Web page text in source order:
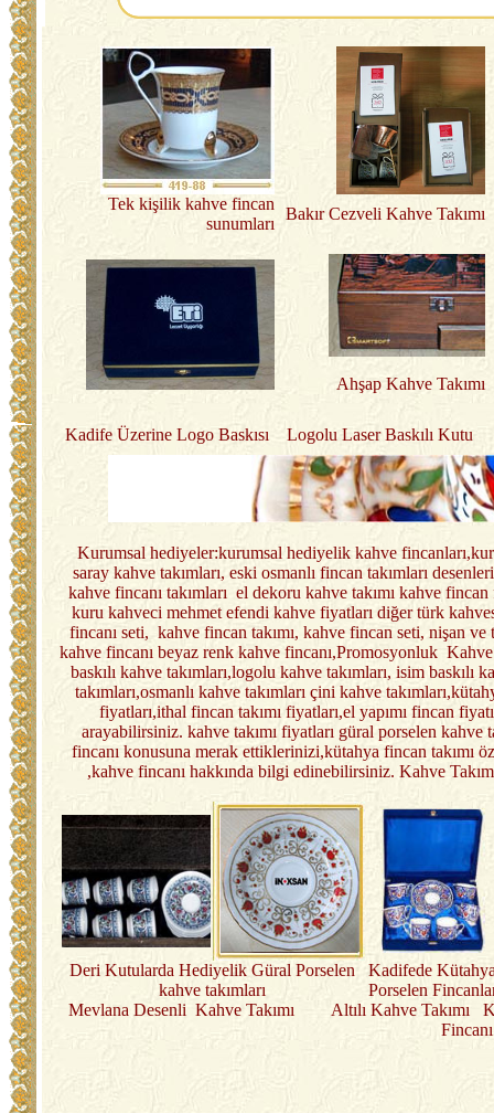
Tek kişilik kahve fincan
sunumları
Bakır Cezveli Kahve Takımı
Ahşap Kahve Takımı
Kadife Üzerine Logo Baskısı Logolu Laser Baskılı Kutu
Kurumsal hediyeler:kurumsal hediyelik kahve
saray kahve takımları, eski osmanlı fincan takımları
kahve fincanı takımları el dekoru kahve takımı kahve
kuru kahveci mehmet efendi kahve fiyatları diğer türk
fincanı seti, kahve fincan takımı, kahve fincan seti, nişan
kahve fincanı beyaz renk kahve fincanı,Promosyonluk
baskılı kahve takımları,logolu kahve takımları, isim baskılı
takımları,osmanlı kahve takımları çini kahve
fiyatları,ithal fincan takımı fiyatları,el yapımı fincan
arayabilirsiniz. kahve takımı fiyatları güral porselen kahve
fincanı konusuna merak ettiklerinizi,kütahya fincan takımı
,kahve fincanı hakkında bilgi edinebilirsiniz. Kahve
Deri Kutularda Hediyelik Güral Porselen
kahve takımları
Kadifede
Porselen
Mevlana Desenli Kahve Takımı
Altılı Kahve Takımı